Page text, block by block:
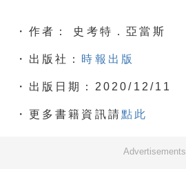
・作者： 史考特．亞當斯
・出版社： 時報出版
・出版日期：2020/12/11
・更多書籍資訊請點此
Advertisements